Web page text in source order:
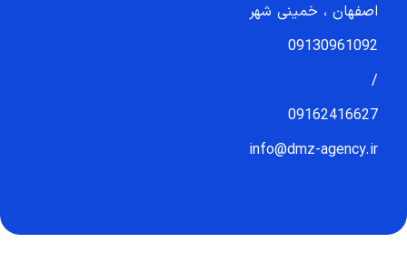
اصفهان ، خمینی شهر
09130961092
/
09162416627
info@dmz-agency.ir